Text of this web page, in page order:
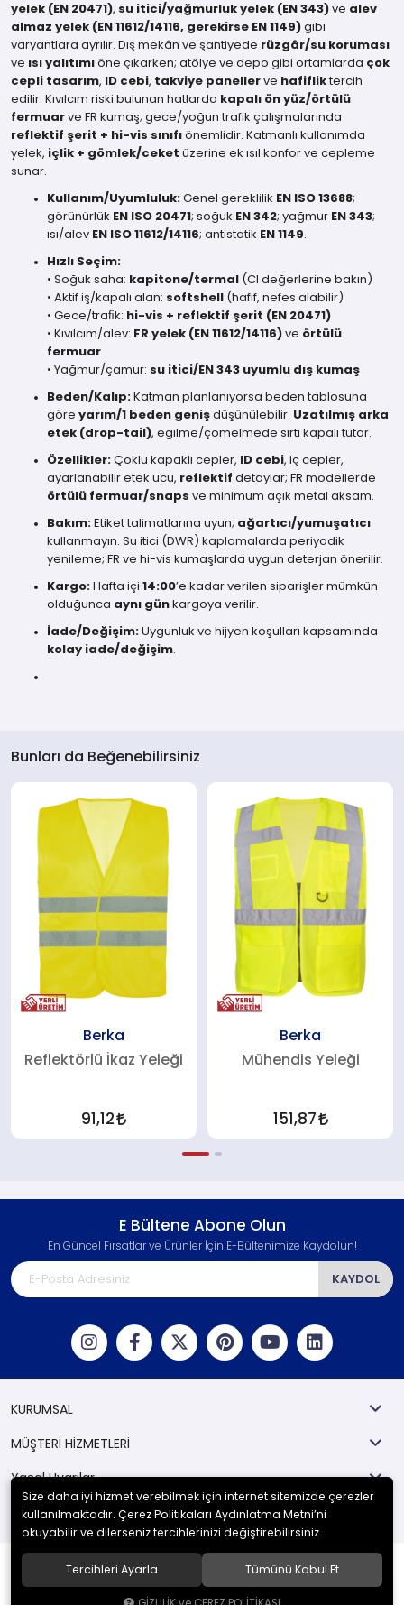
yelek (EN 20471), su itici/yağmurluk yelek (EN 343) ve alev
almaz yelek (EN 11612/14116, gerekirse EN 1149) gibi
varyantlara ayrılır. Dış mekân ve şantiyede rüzgâr/su koruması
ve ısı yalıtımı öne çıkarken; atölye ve depo gibi ortamlarda çok
cepli tasarım, ID cebi, takviye paneller ve hafifliktercih
edilir. Kıvılcım riski bulunan hatlarda kapalı ön yüz/örtülü
fermuar ve FR kumaş; gece/yoğun trafik çalışmalarında
reflektif şerit + hi-vis sınıfı önemlidir. Katmanlı kullanımda
yelek, içlik + gömlek/ceket üzerine ek ısıl konfor ve cepleme
sunar.
Kullanım/Uyumluluk: Genel gereklilik EN ISO 13688;
görünürlük EN ISO 20471; soğuk EN 342; yağmur EN 343;
ısı/alev EN ISO 11612/14116; antistatik EN 1149
Hızlı Seçim:
• Soğuk saha: kapitone/termal (CI değerlerine bakın)
• Aktif iş/kapalı alan: softshell (hafif, nefes alabilir)
• Gece/traﬁk: hi-vis + reflektif şerit (EN 20471)
• Kıvılcım/alev: FR yelek (EN 11612/14116) ve örtülü
fermuar
• Yağmur/çamur: su itici/EN 343 uyumlu dış kumaş
Beden/Kalıp: Katman planlanıyorsa beden tablosuna
göre yarım/1 beden geniş düşünülebilir. Uzatılmış arka
etek (drop-tail), eğilme/çömelmede sırtı kapalı tutar.
Özellikler: Çoklu kapaklı cepler, ID cebi, iç cepler,
ayarlanabilir etek ucu, reflektif detaylar; FR modellerde
örtülü fermuar/snaps ve minimum açık metal aksam.
Bakım: Etiket talimatlarına uyun; ağartıcı/yumuşatıcı
kullanmayın. Su itici (DWR) kaplamalarda periyodik
yenileme; FR ve hi-vis kumaşlarda uygun deterjan önerilir.
Kargo: Hafta içi 14:00’e kadar verilen siparişler mümkün
olduğunca aynı gün kargoya verilir.
İade/Değişim: Uygunluk ve hijyen koşulları kapsamında
kolay iade/değişim
Bunları da Beğenebilirsiniz
Berka
Reflektörlü İkaz Yeleği
91,12
Berka
Mühendis Yeleği
151,87
E Bültene Abone Olun
En Güncel Fırsatlar ve Ürünler İçin E-Bültenimize Kaydolun!
KAYDOL
KURUMSAL
MÜŞTERİ HİZMETLERİ
Yasal Uyarılar
Kategoriler
© 2024Berka İş Güvenliği. Tüm hakları saklıdır.
Size daha iyi hizmet verebilmek için internet sitemizde çerezler
kullanılmaktadır. Çerez Politikaları Aydınlatma Metni’ni
okuyabilir ve dilerseniz tercihlerinizi değiştirebilirsiniz.
Tercihleri Ayarla Tümünü Kabul Et